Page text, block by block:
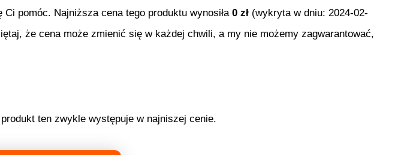
pomóc. Najniższa cena tego produktu wynosiła 0 zł (wykryta w dniu: 2024-02-
że cena może zmienić się w każdej chwili, a my nie możemy zagwarantować,
ten zwykle występuje w najniszej cenie.